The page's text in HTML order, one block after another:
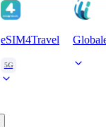
eSIM4Travel
5G